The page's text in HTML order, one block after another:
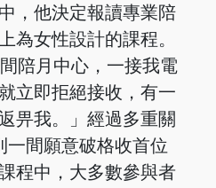
，他決定報讀專業陪
女性設計的課程。
陪月中心，一接我電
立即拒絕接收，有一
畀我。」經過多重關
一間願意破格收首位
程中，大多數參與者